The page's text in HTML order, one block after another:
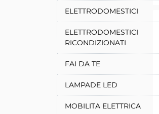
ELETTRODOMESTICI
ELETTRODOMESTICI
RICONDIZIONATI
FAI DA TE
LAMPADE LED
MOBILITA ELETTRICA